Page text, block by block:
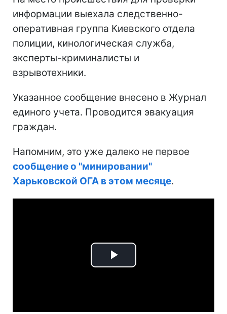
информации выехала следственно-
оперативная группа Киевского отдела
полиции, кинологическая служба,
эксперты-криминалисты и
взрывотехники.
Указанное сообщение внесено в Журнал
единого учета. Проводится эвакуация
граждан.
Напомним, это уже далеко не первое
сообщение о "минировании"
Харьковской ОГА в этом месяце.
Play